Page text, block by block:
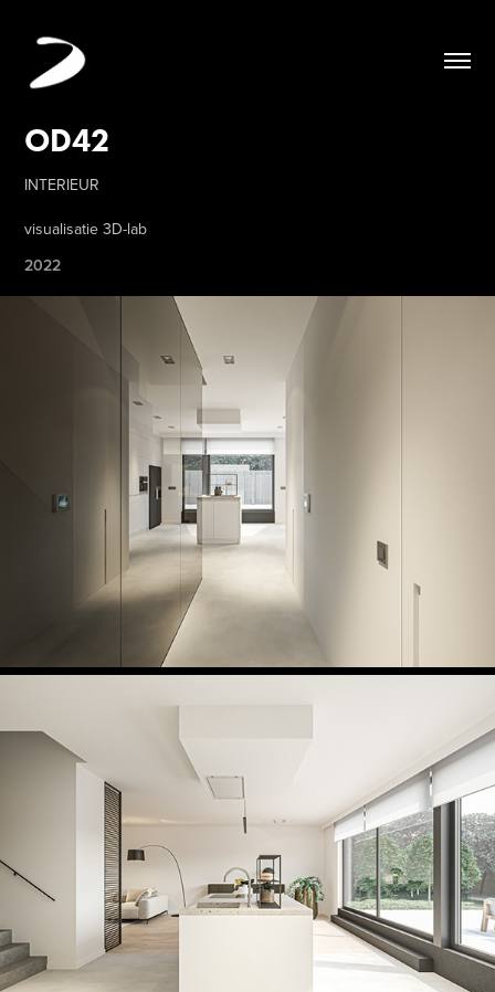
OD42
INTERIEUR
visualisatie 3D-lab
2022